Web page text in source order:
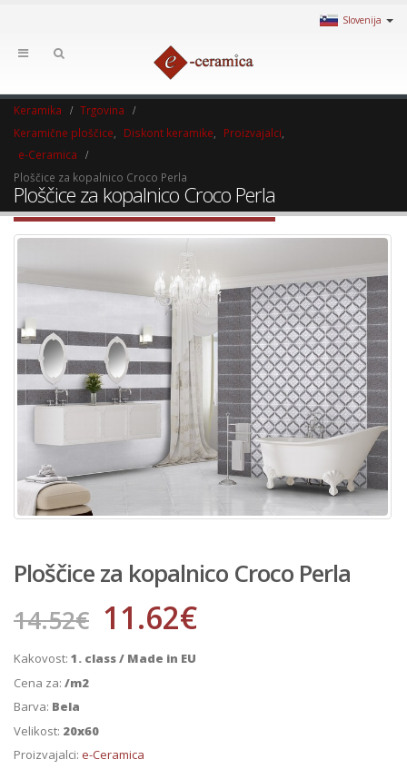
Slovenija
Keramika
Trgovina
Keramične ploščice
Diskont keramike Proizvajalci
e-Ceramica
Ploščice za kopalnico Croco Perla
Ploščice za kopalnico Croco Perla
Ploščice za kopalnico Croco Perla
14.52€ 11.62€
Kakovost: 1. class / Made in EU
Cena za: /m2
Barva: Bela
Velikost: 20x60
Proizvajalci: e-Ceramica